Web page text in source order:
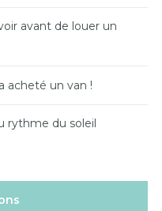
avant de louer un
acheté un van !
rythme du soleil